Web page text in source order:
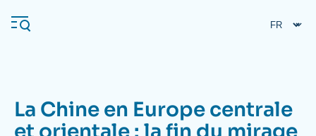
au
contenu
Navigation
principale
La Chine en Europe centrale